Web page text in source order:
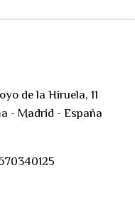
de la Hiruela, 11
- Madrid - España